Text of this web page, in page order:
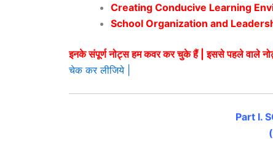
Creating Conducive Learning
School Organization and
इनके संपूर्ण नोट्स हम कवर कर चुके हैं | इससे पहले वाले
चेक कर लीजिये |
Part I.